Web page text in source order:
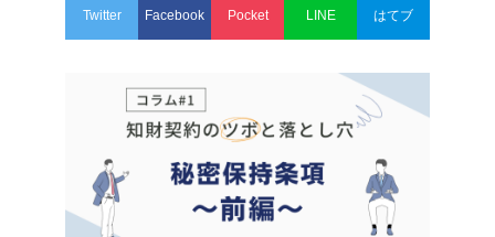
Twitter Facebook Pocket LINE はてブ